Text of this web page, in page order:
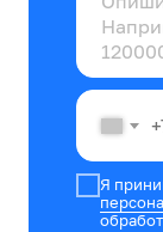
Я